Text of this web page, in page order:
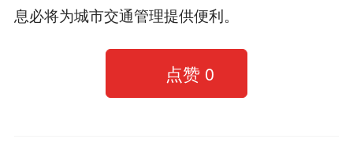
息必将为城市交通管理提供便利。
点赞 0